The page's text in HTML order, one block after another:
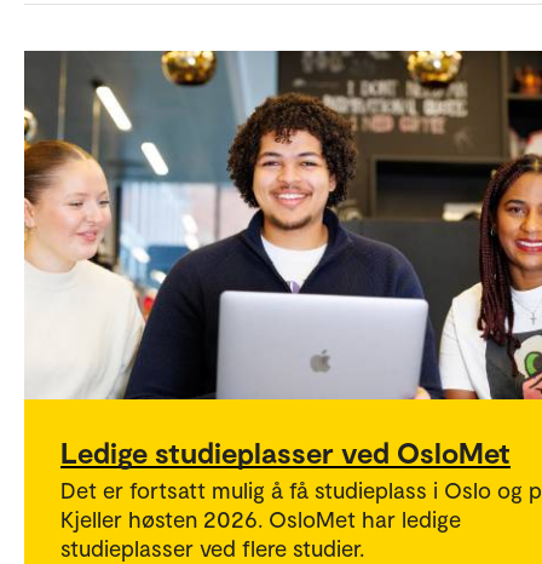
Ledige studieplasser ved OsloMet
Det er fortsatt mulig å få studieplass i Oslo og
Kjeller høsten 2026. OsloMet har ledige
studieplasser ved flere studier.